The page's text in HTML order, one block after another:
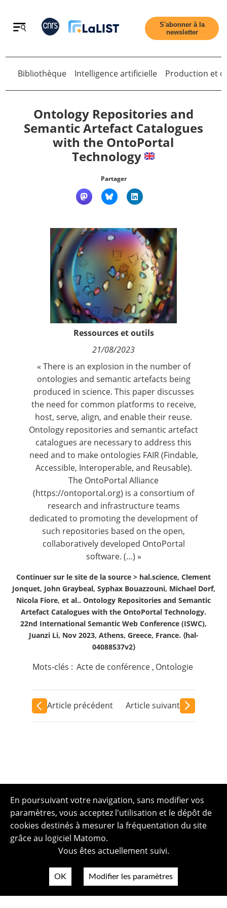
Retour
Qui sommes nous ?
Nous suivre
S'abonner à la
newsletter
Bibliothèque Intelligence artificielle Production et
Ontology Repositories and
Semantic Artefact Catalogues
with the OntoPortal
Technology
Partager
Ressources et outils
21/08/2023
« There is an explosion in the number of
ontologies and semantic artefacts being
produced in science. This paper discusses
the need for common platforms to receive,
host, serve, align, and enable their reuse.
Ontology repositories and semantic artefact
catalogues are necessary to address this
need and to make ontologies FAIR (Findable,
Accessible, Interoperable, and Reusable).
The OntoPortal Alliance
(https://ontoportal.org) is a consortium of
research and infrastructure teams
dedicated to promoting the development of
such repositories based on the open,
collaboratively developed OntoPortal
software. (…) »
Continuer sur le site de la source > hal.science, Clement
Jonquet, John Graybeal, Syphax Bouazzouni, Michael Dorf,
Nicola Fiore, et al.. Ontology Repositories and Semantic
Artefact Catalogues with the OntoPortal Technology.
22nd International Semantic Web Conference (ISWC),
Juanzi Li, Nov 2023, Athens, Greece, France. ⟨hal-
04088537v2⟩
Mots-clés : Acte de conférence , Ontologie
Article précédent Article suivant
En poursuivant votre navigation, sans modifier vos
paramètres, vous acceptez l'utilisation et le dépôt de
cookies destinés à mesurer la fréquentation du site
grâce au logiciel Matomo.
Vous êtes actuellement suivi.
OK Modifier les paramètres